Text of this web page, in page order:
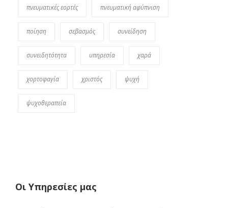
πνευματικές εορτές πνευματική αφύπνιση
ποίηση σεβασμός συνείδηση
συνειδητότητα υπηρεσία χαρά
χορτοφαγία χριστός ψυχή
ψυχοθεραπεία
Οι Υπηρεσίες μας